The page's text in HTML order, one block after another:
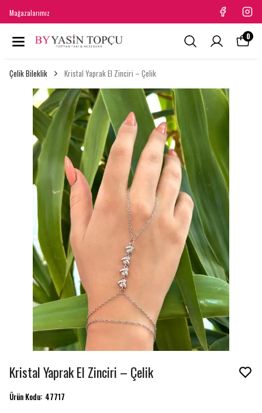
Mağazalarımız
0
Çelik Bileklik Kristal Yaprak El Zinciri – Çelik
Kristal Yaprak El Zinciri – Çelik
Ürün Kodu: 47717